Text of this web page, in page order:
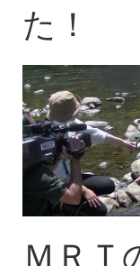
た！
ＭＲＴ